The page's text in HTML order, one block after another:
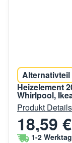
Alternativteil
Heizelement
Whirlpool,
Produkt Details
18,59 €
1-2